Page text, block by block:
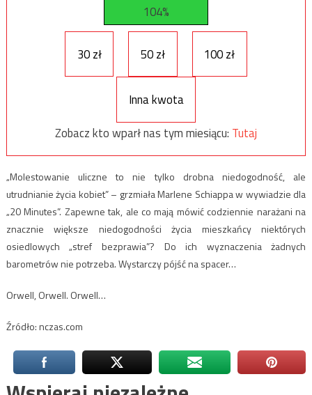
104%
30 zł 50 zł 100 zł
Inna kwota
Zobacz kto wparł nas tym miesiącu: Tutaj
„Molestowanie uliczne to nie tylko drobna niedogodność, ale
utrudnianie życia kobiet” – grzmiała Marlene Schiappa w wywiadzie dla
„20 Minutes”. Zapewne tak, ale co mają mówić codziennie narażani na
znacznie większe niedogodności życia mieszkańcy niektórych
osiedlowych „stref bezprawia”? Do ich wyznaczenia żadnych
barometrów nie potrzeba. Wystarczy pójść na spacer…
Orwell, Orwell. Orwell…
Źródło: nczas.com